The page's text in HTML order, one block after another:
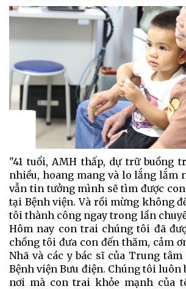
"41 tuổi, AMH thấp, dự trữ buồng
nhiều, hoang mang và lo lắng lắm
vẫn tin tưởng mình sẽ tìm được
tại Bệnh viện. Và rồi mừng không
tôi thành công ngay trong lần
Hôm nay con trai chúng tôi đã
chồng tôi đưa con đến thăm, cảm
Nhã và các y bác sĩ của Trung
Bệnh viện Bưu điện. Chúng tôi luôn
nơi mà con trai khỏe mạnh của